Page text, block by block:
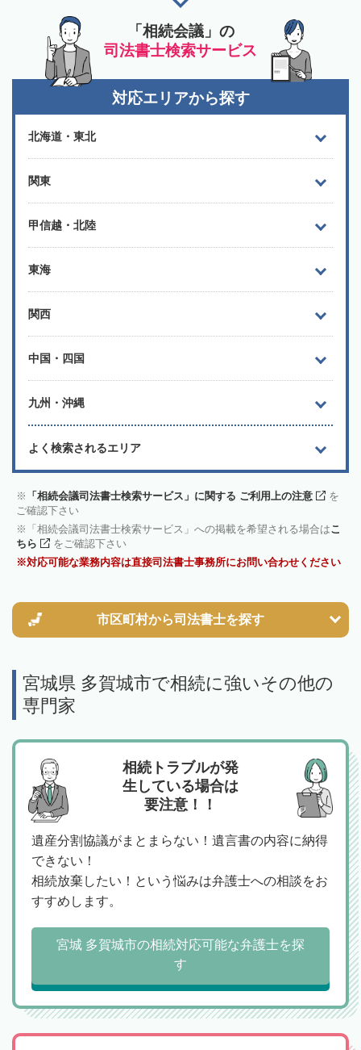
「相続会議」の
司法書士検索サービス
対応エリアから探す
北海道・東北
関東
甲信越・北陸
東海
関西
中国・四国
九州・沖縄
よく検索されるエリア
「相続会議司法書士検索サービス」に関する ご利用上の注意
を
ご確認下さい
「相続会議司法書士検索サービス」への掲載を希望される場合はこ
ちら
をご確認下さい
対応可能な業務内容は直接司法書士事務所にお問い合わせください
市区町村から司法書士を探す
宮城県 多賀城市で相続に強いその他の
専門家
相続トラブルが発
生している場合は
要注意！！
遺産分割協議がまとまらない！遺言書の内容に納得
できない！
相続放棄したい！という悩みは弁護士への相談をお
すすめします。
宮城 多賀城市の相続対応可能な弁護士を探
す